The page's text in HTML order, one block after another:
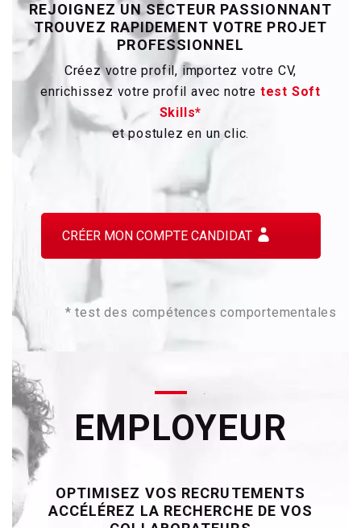
REJOIGNEZ UN SECTEUR PASSIONNANT
TROUVEZ RAPIDEMENT VOTRE PROJET
PROFESSIONNEL
Créez votre profil, importez votre CV,
enrichissez votre profil avec notre test Soft
Skills*
et postulez en un clic.
CRÉER MON COMPTE CANDIDAT
* test des compétences comportementales
.
EMPLOYEUR
OPTIMISEZ VOS RECRUTEMENTS
ACCÉLÉREZ LA RECHERCHE DE VOS